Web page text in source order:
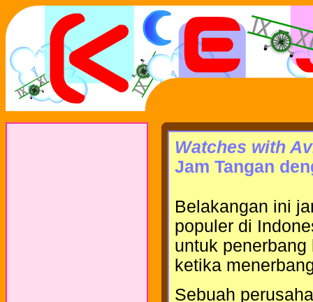
Watches with
Jam Tangan
Belakangan ini
populer di
untuk
ketika
Sebuah